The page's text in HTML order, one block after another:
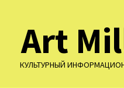
содержимому
Art
КУЛЬТУРНЫЙ